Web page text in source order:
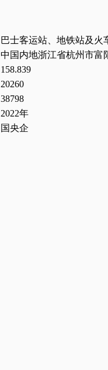
巴士客运站、地铁站及火
中国内地浙江省杭州市富
158.839
20260
38798
2022年
国央企